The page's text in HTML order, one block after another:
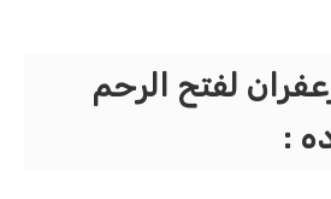
لفتح الرحم
: